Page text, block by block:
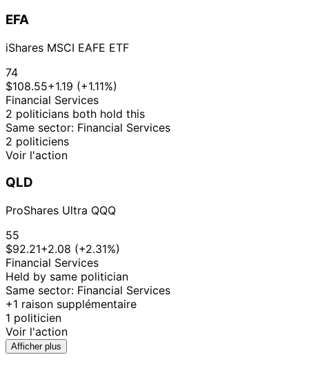
EFA
iShares MSCI EAFE ETF
74
$108.55+1.19 (+1.11%)
Financial Services
2 politicians both hold this
Same sector: Financial Services
2 politiciens
Voir l'action
QLD
ProShares Ultra QQQ
55
$92.21+2.08 (+2.31%)
Financial Services
Held by same politician
Same sector: Financial Services
+1 raison supplémentaire
1 politicien
Voir l'action
Afficher plus